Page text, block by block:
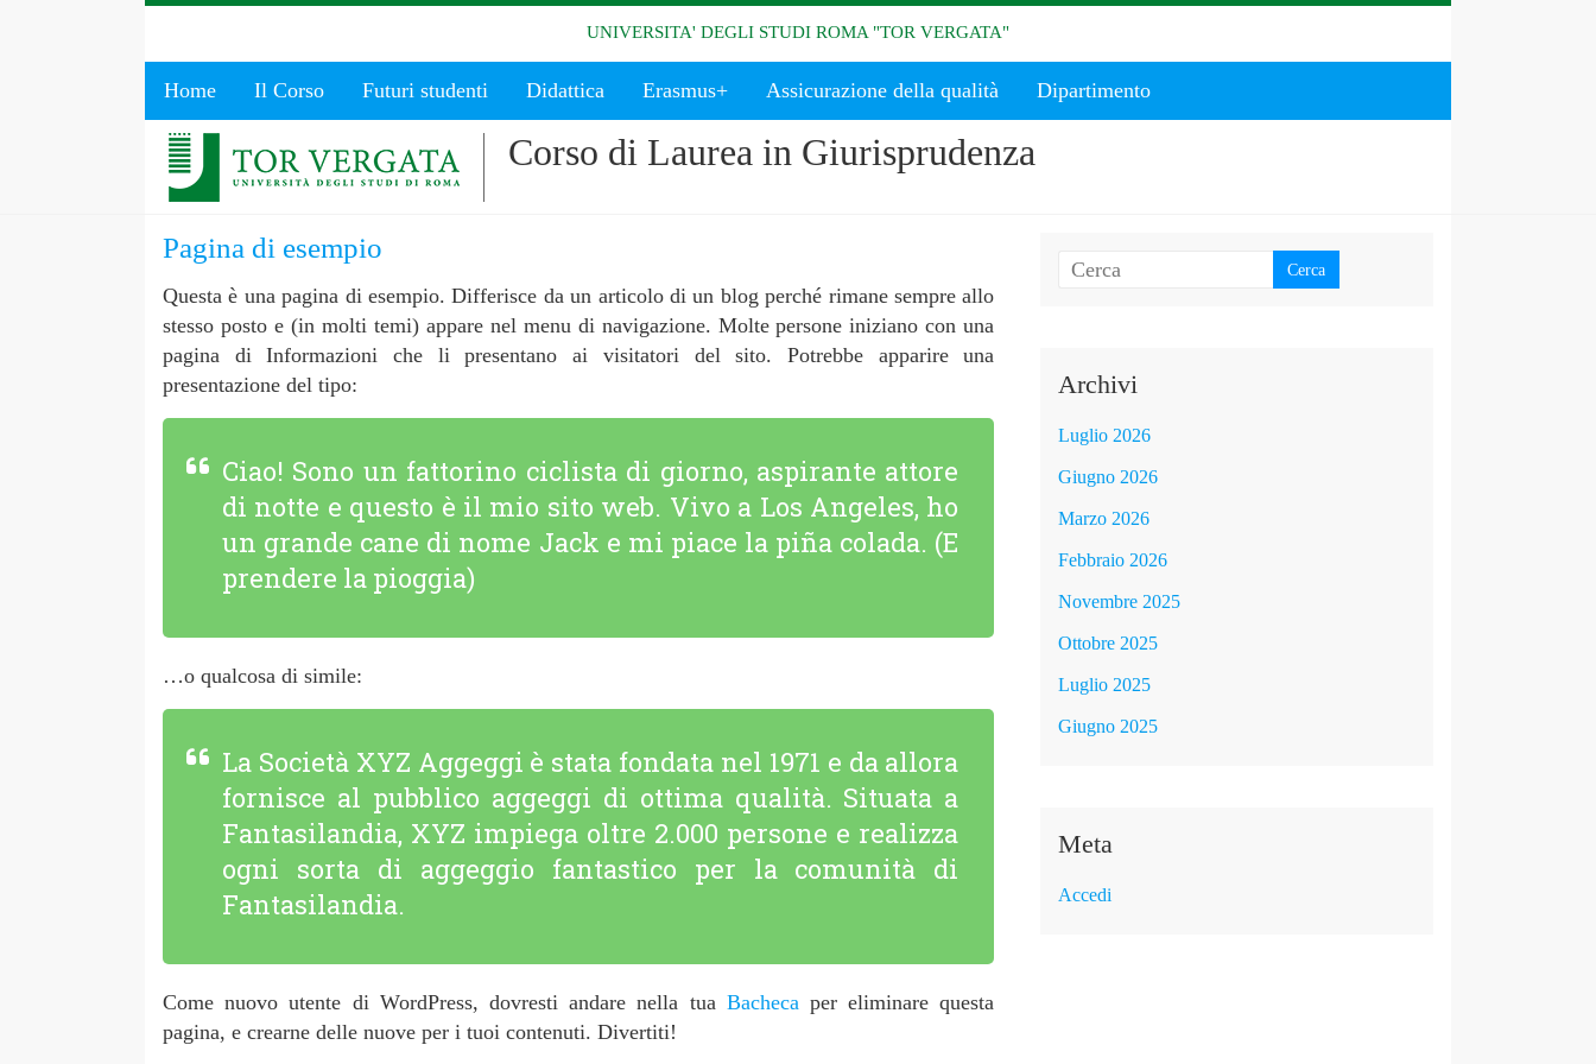
UNIVERSITA' DEGLI STUDI ROMA "TOR VERGATA"
Home Il Corso Futuri studenti Didattica Erasmus+ Assicurazione della qualità Dipartimento
Corso di Laurea in Giurisprudenza
Pagina di esempio
Questa è una pagina di esempio. Differisce da un articolo di un blog perché rimane sempre allo
stesso posto e (in molti temi) appare nel menu di navigazione. Molte persone iniziano con una
pagina di Informazioni che li presentano ai visitatori del sito. Potrebbe apparire una
presentazione del tipo:
Ciao! Sono un fattorino ciclista di giorno, aspirante attore
di notte e questo è il mio sito web. Vivo a Los Angeles, ho
un grande cane di nome Jack e mi piace la piña colada. (E
prendere la pioggia)
…o qualcosa di simile:
La Società XYZ Aggeggi è stata fondata nel 1971 e da allora
fornisce al pubblico aggeggi di ottima qualità. Situata a
Fantasilandia, XYZ impiega oltre 2.000 persone e realizza
ogni sorta di aggeggio fantastico per la comunità di
Fantasilandia.
Come nuovo utente di WordPress, dovresti andare nella tua Bachecaper eliminare questa
pagina, e crearne delle nuove per i tuoi contenuti. Divertiti!
Archivi
Luglio 2026
Giugno 2026
Marzo 2026
Febbraio 2026
Novembre 2025
Ottobre 2025
Luglio 2025
Giugno 2025
Meta
Accedi